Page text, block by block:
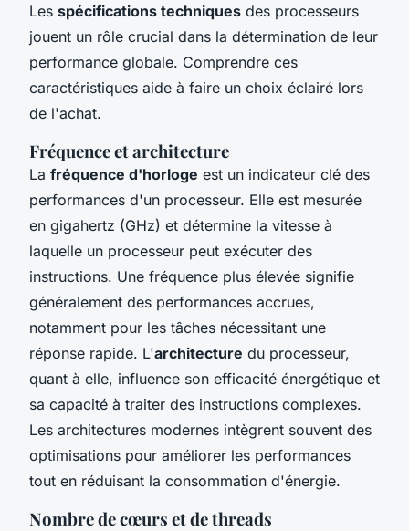
Les spécifications techniques des processeurs
jouent un rôle crucial dans la détermination de leur
performance globale. Comprendre ces
caractéristiques aide à faire un choix éclairé lors
de l'achat.
Fréquence et architecture
La fréquence d'horloge est un indicateur clé des
performances d'un processeur. Elle est mesurée
en gigahertz (GHz) et détermine la vitesse à
laquelle un processeur peut exécuter des
instructions. Une fréquence plus élevée signifie
généralement des performances accrues,
notamment pour les tâches nécessitant une
réponse rapide. L'architecture du processeur,
quant à elle, influence son efficacité énergétique et
sa capacité à traiter des instructions complexes.
Les architectures modernes intègrent souvent des
optimisations pour améliorer les performances
tout en réduisant la consommation d'énergie.
Nombre de cœurs et de threads